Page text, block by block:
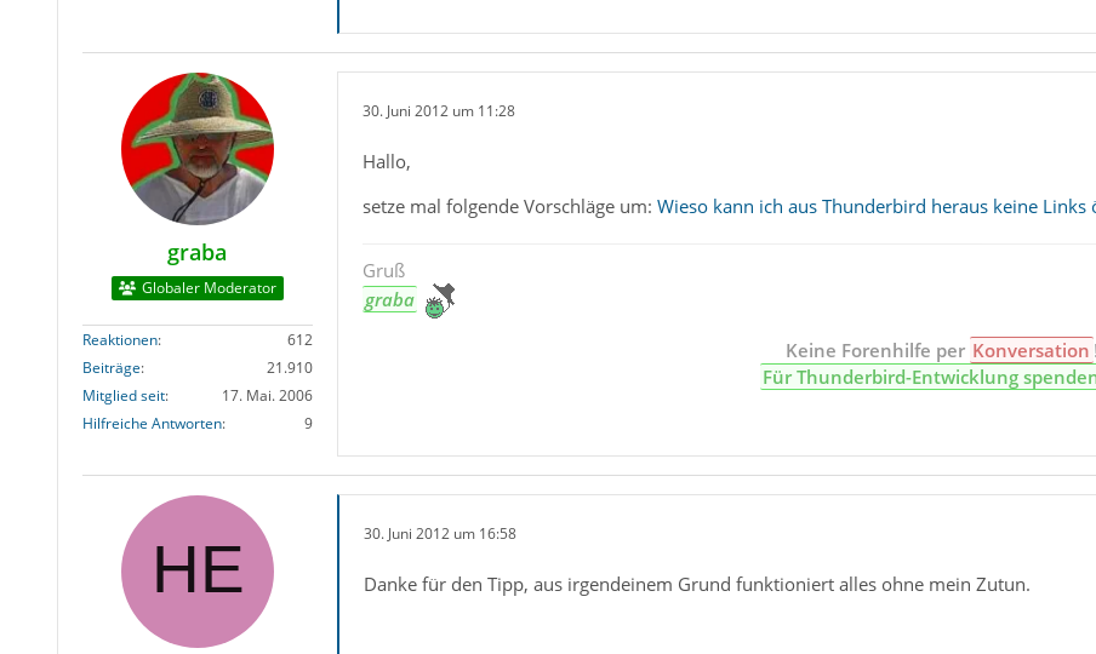
graba
Globaler Moderator
Reaktionen
612
Beiträge
21.910
Mitglied seit
17. Mai. 2006
Hilfreiche Antworten
9
30. Juni 2012 um 11:28
Hallo,
setze mal folgende Vorschläge um: Wieso kann ich aus Thunderbird heraus keine Links
Gruß
graba
Keine Forenhilfe per Konversation !
Für Thunderbird-Entwicklung
30. Juni 2012 um 16:58
Danke für den Tipp, aus irgendeinem Grund funktioniert alles ohne mein Zutun.